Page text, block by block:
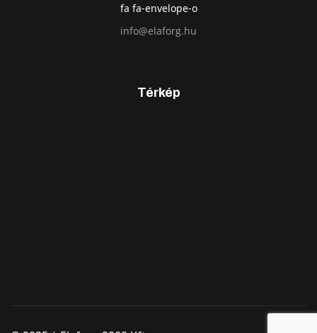
fa fa-envelope-o
info@elaforg.hu
Térkép